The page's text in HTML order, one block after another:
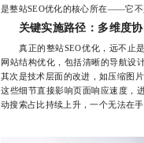
是整站SEO优化的核心所在——它不
关键实施路径：多维度
真正的整站SEO优化，远不止是
网站结构优化，包括清晰的导航设
其次是技术层面的改进，如压缩图
这些细节直接影响页面响应速度，
动搜索占比持续上升，一个无法在